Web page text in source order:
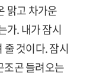
맑고 차가운
가. 내가 잠시
줄 것이다. 잠시
조곤 들려오는